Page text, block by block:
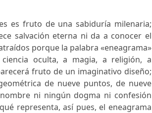
es fruto de una sabiduría milenaria;
salvación eterna ni da a conocer el
porque la palabra «eneagrama»
oculta, a magia, a religión, a
fruto de un imaginativo diseño;
de nueve puntos, de nueve
ni ningún dogma ni confesión
representa, así pues, el eneagrama